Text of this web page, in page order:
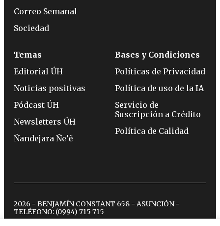
Correo Semanal
Sociedad
Temas
Editorial ÚH
Noticias positivas
Pódcast ÚH
Newsletters ÚH
Ñandejara Ñe’ẽ
Bases y Condiciones
Políticas de Privacidad
Política de uso de la IA
Servicio de
Suscripción a Crédito
Política de Calidad
2026 - BENJAMÍN CONSTANT 658 - ASUNCIÓN -
TELÉFONO: (0994) 715 715